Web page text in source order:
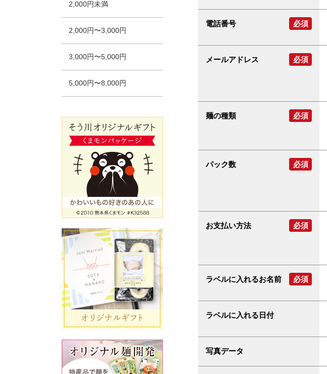
電話番号 必須
メールアドレス 必須
麺の種類 必須
パック数 必須
お支払い方法 必須
ラベルに入れるお名前 必須
ラベルに入れる日付
写真データ
2,000円未満
2,000円〜3,000円
3,000円〜5,000円
5,000円〜8,000円